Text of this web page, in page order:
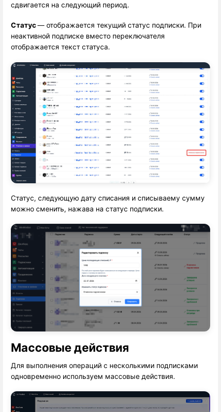
сдвигается на следующий период.
Статус — отображается текущий статус подписки. При
неактивной подписке вместо переключателя
отображается текст статуса.
Статус, следующую дату списания и списываему сумму
можно сменить, нажава на статус подписки.
Массовые действия
Для выполнения операций с несколькими подписками
одновременно используем массовые действия.